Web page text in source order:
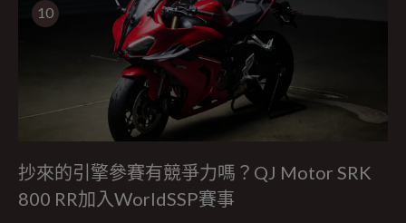
10
抄來的引擎參賽有競爭力嗎？QJ Motor SRK
800 RR加入WorldSSP賽事